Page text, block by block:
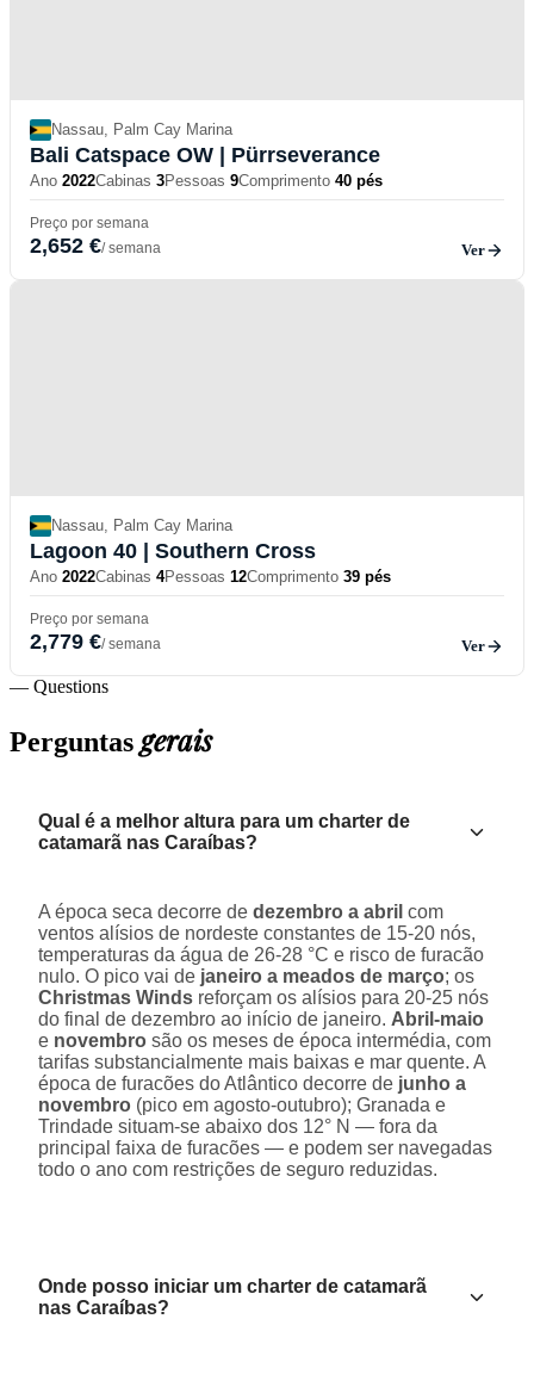
Nassau, Palm Cay Marina
Bali Catspace OW | Pürrseverance
Ano 2022Cabinas 3Pessoas 9Comprimento 40 pés
Preço por semana
2,652 €/ semana Ver
Nassau, Palm Cay Marina
Lagoon 40 | Southern Cross
Ano 2022Cabinas 4Pessoas 12Comprimento 39 pés
Preço por semana
2,779 €/ semana Ver
— Questions
Perguntasgerais
Qual é a melhor altura para um charter de
catamarã nas Caraíbas?
A época seca decorre de dezembro a abril com
ventos alísios de nordeste constantes de 15-20 nós,
temperaturas da água de 26-28 °C e risco de furacão
nulo. O pico vai de janeiro a meados de março; os
Christmas Winds reforçam os alísios para 20-25 nós
do final de dezembro ao início de janeiro. Abril-maio
e novembro são os meses de época intermédia, com
tarifas substancialmente mais baixas e mar quente. A
época de furacões do Atlântico decorre de junho a
novembro (pico em agosto-outubro); Granada e
Trindade situam-se abaixo dos 12° N — fora da
principal faixa de furacões — e podem ser navegadas
todo o ano com restrições de seguro reduzidas.
Onde posso iniciar um charter de catamarã
nas Caraíbas?